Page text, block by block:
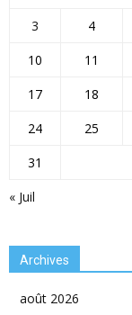
« Juil
3
4
10
11
17
18
24
25
31
Archives
août 2026